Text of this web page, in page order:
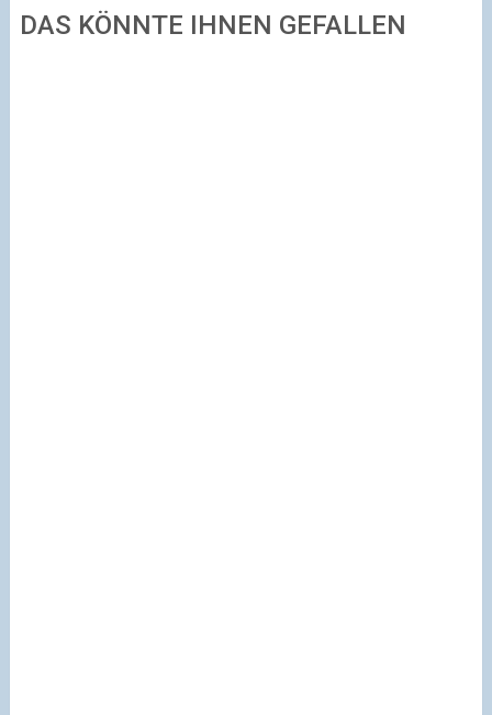
DAS KÖNNTE IHNEN GEFALLEN